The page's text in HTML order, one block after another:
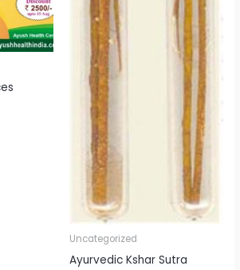
Uncategorized
Ayurvedic Kshar Sutra